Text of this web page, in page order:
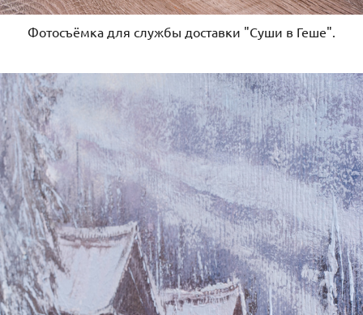
Фотосъёмка для службы доставки "Суши в Геше".